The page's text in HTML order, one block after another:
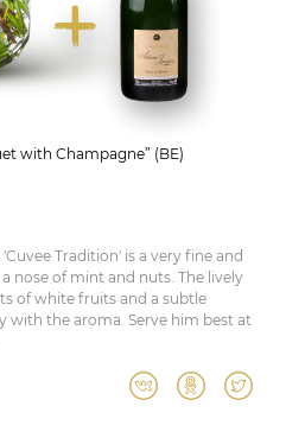
with Champagne” (BE)
Tradition' is a very fine and
nose of mint and nuts. The lively
of white fruits and a subtle
with the aroma. Serve him best at